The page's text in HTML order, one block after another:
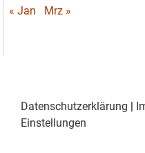
« Jan
Mrz »
Datenschutzerklärung |
Einstellungen